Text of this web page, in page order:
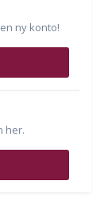
ny konto!
her.